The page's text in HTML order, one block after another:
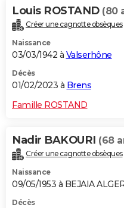
Louis ROSTAND (80
Créer une cagnotte obsèques
Naissance
03/03/1942 à Valserhône
Décès
01/02/2023 à Brens
Famille ROSTAND
Nadir BAKOURI (68
Créer une cagnotte obsèques
Naissance
09/05/1953 à BEJAIA
Décès